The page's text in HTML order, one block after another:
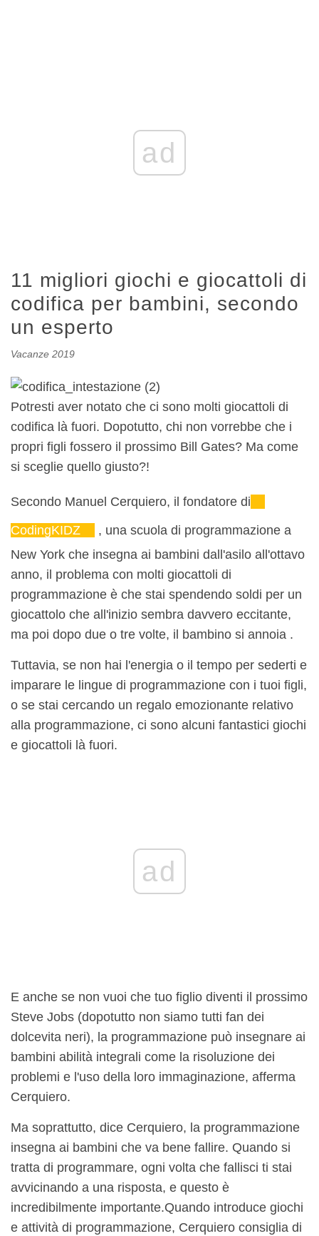
ad
11 migliori giochi e giocattoli di
codifica per bambini, secondo
un esperto
Vacanze 2019
Potresti aver notato che ci sono molti giocattoli di
codifica là fuori. Dopotutto, chi non vorrebbe che i
propri figli fossero il prossimo Bill Gates? Ma come
si sceglie quello giusto?!
Secondo Manuel Cerquiero, il fondatore di
CodingKIDZ
, una scuola di programmazione a
New York che insegna ai bambini dall'asilo all'ottavo
anno, il problema con molti giocattoli di
programmazione è che stai spendendo soldi per un
giocattolo che all'inizio sembra davvero eccitante,
ma poi dopo due o tre volte, il bambino si annoia .
Tuttavia, se non hai l'energia o il tempo per sederti e
imparare le lingue di programmazione con i tuoi figli,
o se stai cercando un regalo emozionante relativo
alla programmazione, ci sono alcuni fantastici giochi
e giocattoli là fuori.
ad
E anche se non vuoi che tuo figlio diventi il ​​prossimo
Steve Jobs (dopotutto non siamo tutti fan dei
dolcevita neri), la programmazione può insegnare ai
bambini abilità integrali come la risoluzione dei
problemi e l'uso della loro immaginazione, afferma
Cerquiero.
Ma soprattutto, dice Cerquiero, la programmazione
insegna ai bambini che va bene fallire. Quando si
tratta di programmare, ogni volta che fallisci ti stai
avvicinando a una risposta, e questo è
incredibilmente importante.Quando introduce giochi
e attività di programmazione, Cerquiero consiglia di